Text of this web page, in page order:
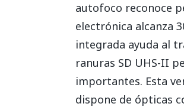
autofoco reconoce
electrónica alcanza
integrada ayuda al
ranuras SD UHS-II
importantes. Esta
dispone de ópticas